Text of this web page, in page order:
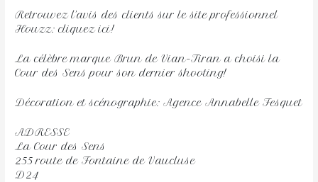
Retrouvez l’avis des clients sur le site professionnel
Houzz: cliquez ici!
La célèbre marque Brun de Vian-Tiran a choisi la
Cour des Sens pour son dernier shooting!
Décoration et scénographie: Agence Annabelle Fesquet
ADRESSE
La Cour des Sens
255 route de Fontaine de Vaucluse
D24